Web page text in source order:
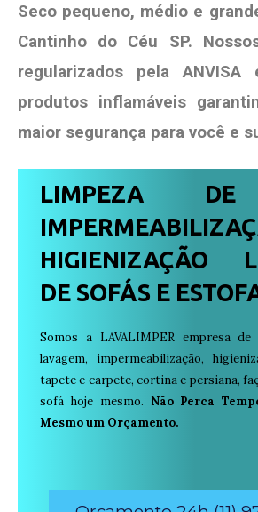
Seco pequeno, médio e
Cantinho do Céu SP.
regularizados pela
produtos inflamáveis
maior segurança para você e
LIMPEZA
HIGIENIZAÇÃO
DE SOFÁS E
Somos a LAVALIMPER empresa
lavagem, impermeabilização,
tapete e carpete, cortina e persiana,
sofá hoje mesmo. Não Perca
Mesmo um Orçamento.